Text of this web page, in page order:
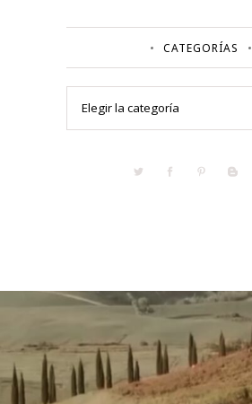
CATEGORÍAS